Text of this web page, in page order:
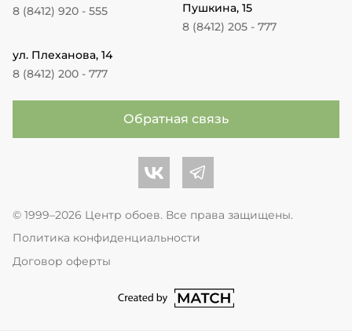
8 (8412) 920 - 555
Пушкина, 15
8 (8412) 205 - 777
ул. Плеханова, 14
8 (8412) 200 - 777
Обратная связь
Центр обоев во Вконтакте
Центр обоев в Телеграме
© 1999–2026 Центр обоев. Все права защищены.
Политика конфиденциальности
Договор оферты
перейти на сайт студии Match